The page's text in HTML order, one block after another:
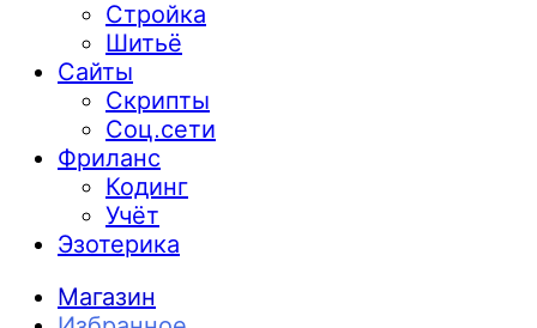
Стройка
Шитьё
Сайты
Скрипты
Соц.сети
Фриланс
Кодинг
Учёт
Эзотерика
Магазин